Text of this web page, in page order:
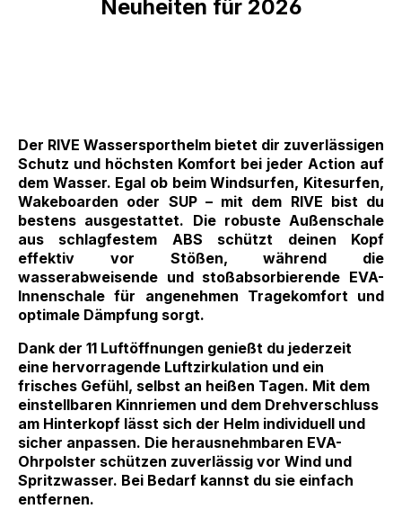
Neuheiten für 2026
Der RIVE Wassersporthelm bietet dir zuverlässigen
Schutz und höchsten Komfort bei jeder Action auf
dem Wasser. Egal ob beim Windsurfen, Kitesurfen,
Wakeboarden oder SUP – mit dem RIVE bist du
bestens ausgestattet. Die robuste Außenschale
aus schlagfestem ABS schützt deinen Kopf
effektiv vor Stößen, während die
wasserabweisende und stoßabsorbierende EVA-
Innenschale für angenehmen Tragekomfort und
optimale Dämpfung sorgt.
Dank der 11 Luftöffnungen genießt du jederzeit
eine hervorragende Luftzirkulation und ein
frisches Gefühl, selbst an heißen Tagen. Mit dem
einstellbaren Kinnriemen und dem Drehverschluss
am Hinterkopf lässt sich der Helm individuell und
sicher anpassen. Die herausnehmbaren EVA-
Ohrpolster schützen zuverlässig vor Wind und
Spritzwasser. Bei Bedarf kannst du sie einfach
entfernen.